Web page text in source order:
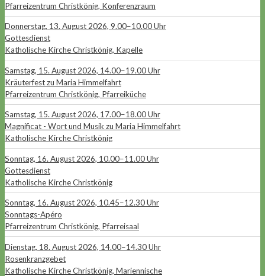
Pfarreizentrum Christkönig, Konferenzraum
Donnerstag, 13. August 2026, 9.00–10.00 Uhr
Gottesdienst
Katholische Kirche Christkönig, Kapelle
Samstag, 15. August 2026, 14.00–19.00 Uhr
Kräuterfest zu Maria Himmelfahrt
Pfarreizentrum Christkönig, Pfarreiküche
Samstag, 15. August 2026, 17.00–18.00 Uhr
Magnificat - Wort und Musik zu Maria Himmelfahrt
Katholische Kirche Christkönig
Sonntag, 16. August 2026, 10.00–11.00 Uhr
Gottesdienst
Katholische Kirche Christkönig
Sonntag, 16. August 2026, 10.45–12.30 Uhr
Sonntags-Apéro
Pfarreizentrum Christkönig, Pfarreisaal
Dienstag, 18. August 2026, 14.00–14.30 Uhr
Rosenkranzgebet
Katholische Kirche Christkönig, Mariennische